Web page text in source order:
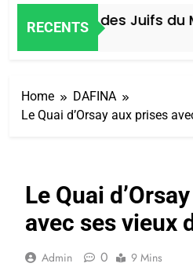
RECENTS
Histoire des Juifs du
Home
DAFINA
Le Quai d’Orsay aux prises
Le Quai
avec ses vieux
Admin 0 9 Mins